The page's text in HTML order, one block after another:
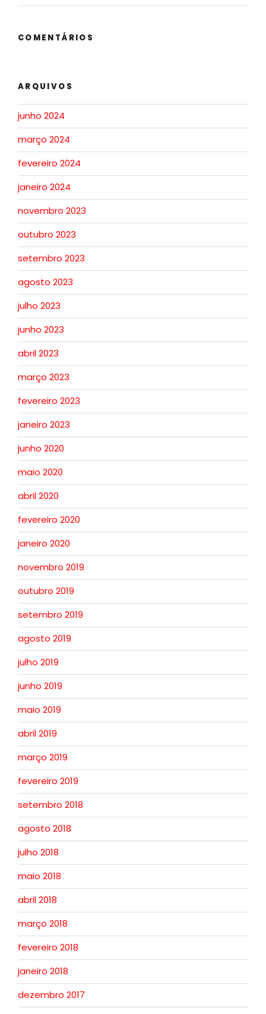
COMENTÁRIOS
ARQUIVOS
junho 2024
março 2024
fevereiro 2024
janeiro 2024
novembro 2023
outubro 2023
setembro 2023
agosto 2023
julho 2023
junho 2023
abril 2023
março 2023
fevereiro 2023
janeiro 2023
junho 2020
maio 2020
abril 2020
fevereiro 2020
janeiro 2020
novembro 2019
outubro 2019
setembro 2019
agosto 2019
julho 2019
junho 2019
maio 2019
abril 2019
março 2019
fevereiro 2019
setembro 2018
agosto 2018
julho 2018
maio 2018
abril 2018
março 2018
fevereiro 2018
janeiro 2018
dezembro 2017